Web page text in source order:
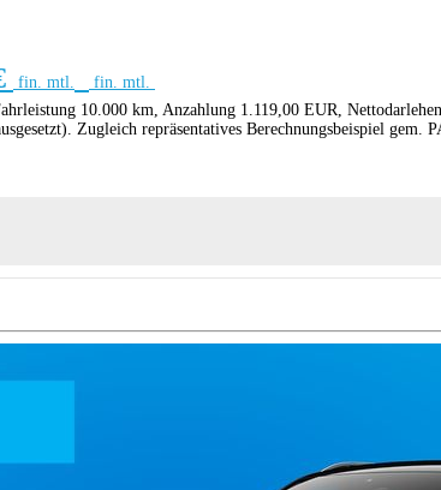
fin. mtl.
fin. mtl.
10.000 km, Anzahlung 1.119,00 EUR,
Zugleich repräsentatives Berechnungsbeispiel gem.